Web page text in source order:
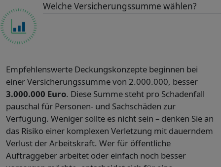
Welche Versicherungssumme wählen?
Empfehlenswerte Deckungskonzepte beginnen bei
einer Versicherungssumme von 2.000.000, besser
3.000.000 Euro. Diese Summe steht pro Schadenfall
pauschal für Personen- und Sachschäden zur
Verfügung. Weniger sollte es nicht sein – denken Sie an
das Risiko einer komplexen Verletzung mit dauerndem
Verlust der Arbeitskraft. Wer für öffentliche
Auftraggeber arbeitet oder einfach noch besser